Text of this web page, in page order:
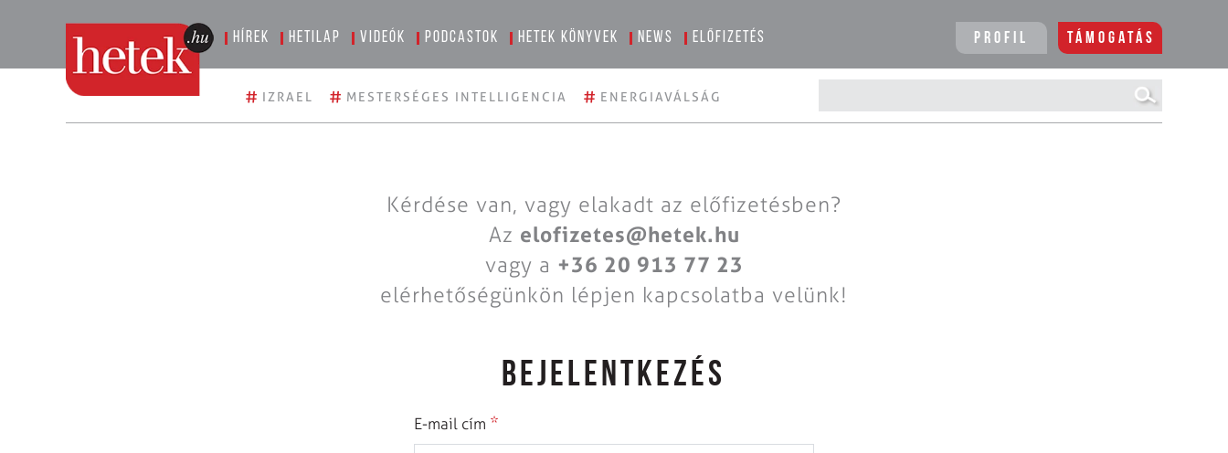
Hírek Hetilap Videók Podcastok Hetek könyvek News Előfizetés Profil Támogatás
# IZRAEL # MESTERSÉGES INTELLIGENCIA # ENERGIAVÁLSÁG
Kérdése van, vagy elakadt az előfizetésben?
Az elofizetes@hetek.hu
vagy a +36 20 913 77 23
elérhetőségünkön lépjen kapcsolatba velünk!
BEJELENTKEZÉS
E-mail cím *